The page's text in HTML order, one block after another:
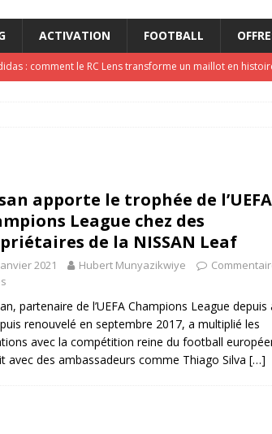
ACTIVATION FOOTBALL
: comment le RC Lens transforme un maillot en
de Zinedine Zidane par adidas est de retour à
pompiers face aux incendies dans les Landes
RUGBY
: vendre une sensation plutôt qu’un chrono
réinvente son maillot avec un nouvel artiste chaque saison
apporte le trophée de l’UEFA
League chez des
de la NISSAN Leaf
2021 Hubert Munyazikwiye
partenaire de l’UEFA Champions League depuis
renouvelé en septembre 2017, a multiplié les
avec la compétition reine du football
avec des ambassadeurs comme Thiago Silva […]